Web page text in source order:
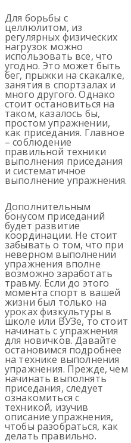
Для борьбы с
целлюлитом, из
регулярных физических
нагрузок можно
использовать все, что
угодно. Это может быть
бег, прыжки на скакалке,
занятия в спортзалах и
много другого. Однако
стоит остановиться на
таком, казалось бы,
простом упражнении,
как приседания. Главное
– соблюдение
правильной техники
выполнения приседания
и систематичное
выполнение упражнения.
Дополнительным
бонусом приседаний
будет развитие
координации. Не стоит
забывать о том, что при
неверном выполнении
упражнения вполне
возможно заработать
травму. Если до этого
момента спорт в вашей
жизни был только на
уроках физкультуры в
школе или ВУЗе, то стоит
начинать с упражнения
для новичков. Давайте
остановимся подробнее
на технике выполнения
упражнения. Прежде, чем
начинать выполнять
приседания, следует
ознакомиться с
техникой, изучив
описание упражнения,
чтобы разобраться, как
делать правильно.